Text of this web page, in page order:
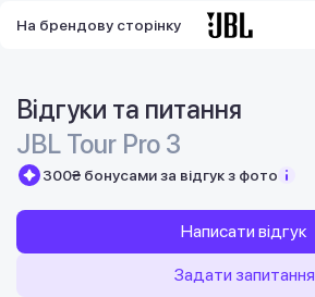
На брендову сторінку
Відгуки та питання
JBL Tour Pro 3
300₴ бонусами за відгук з фото
Написати відгук
Задати запитання